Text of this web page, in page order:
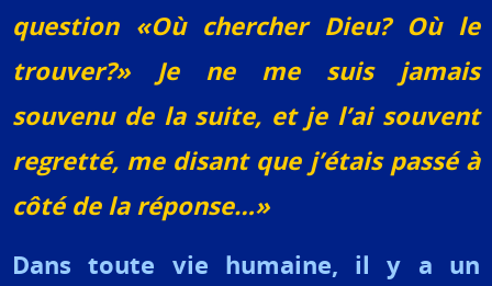
question «Où chercher Dieu? Où le
trouver?» Je ne me suis jamais
souvenu de la suite, et je l’ai souvent
regretté, me disant que j’étais passé à
côté de la réponse…»
Dans toute vie humaine, il y a un